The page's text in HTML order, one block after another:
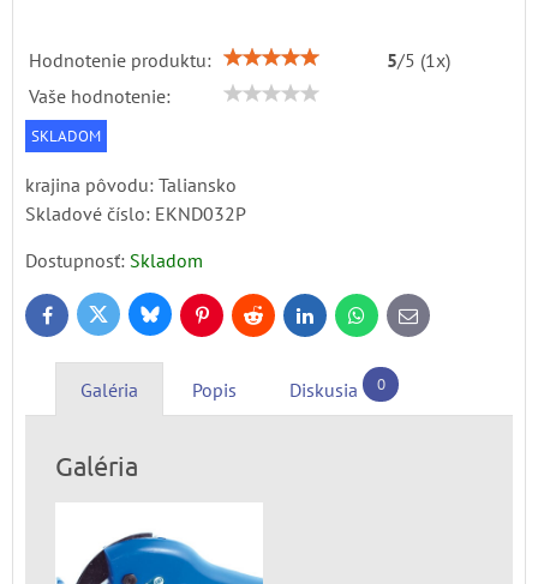
Hodnotenie produktu: 5/5 (1 x)
Vaše hodnotenie:
SKLADOM
krajina pôvodu: Taliansko
Skladové číslo: EKND032P
Dostupnosť: Skladom
FacebookTwitter BlueskyPinterestReddit LinkedInWhatsApp
E-
mail
Galéria Popis Diskusia 0
Galéria